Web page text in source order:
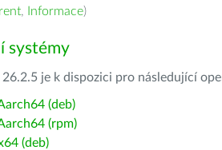
, Informace)
systémy
26.2.5 je k dispozici pro následující
(deb)
(rpm)
(deb)